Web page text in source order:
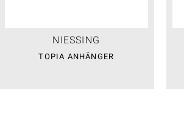
NIESSING
TOPIA ANHÄNGER